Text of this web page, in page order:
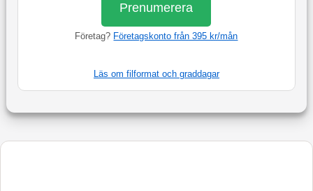
Prenumerera
Företag? Företagskonto från 395 kr/mån
Läs om filformat och graddagar